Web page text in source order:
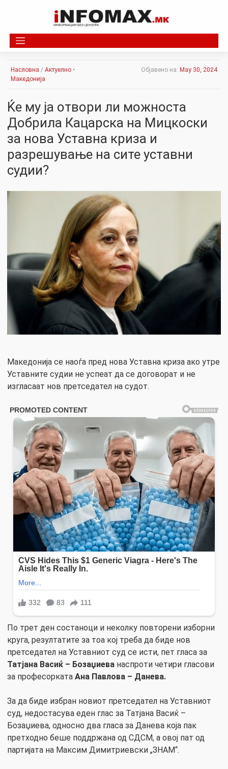
Насловна / Актуелно •
Македонија
Објавено на: May 30, 2024
Ќе му ја отвори ли можноста
Добрила Кацарска на Мицкоски
за нова Уставна криза и
разрешување на сите уставни
судии?
Македонија се наоѓа пред нова Уставна криза ако утре
Уставните судии не успеат да се договорат и не
изгласаат нов претседател на судот.
По трет ден состаноци и неколку повторени изборни
круга, резултатите за тоа кој треба да биде нов
претседател на Уставниот суд се исти, пет гласа за
Татјана Васиќ – Бозаџиева наспроти четири гласови
за професорката Ана Павлова – Данева.
За да биде избран новиот претседател на Уставниот
суд, недостасува еден глас за Татјана Васиќ –
Бозаџиева, односно два гласа за Данева која пак
претходно беше поддржана од СДСМ, а овој пат од
партијата на Максим Димитриевски „ЗНАМ“.